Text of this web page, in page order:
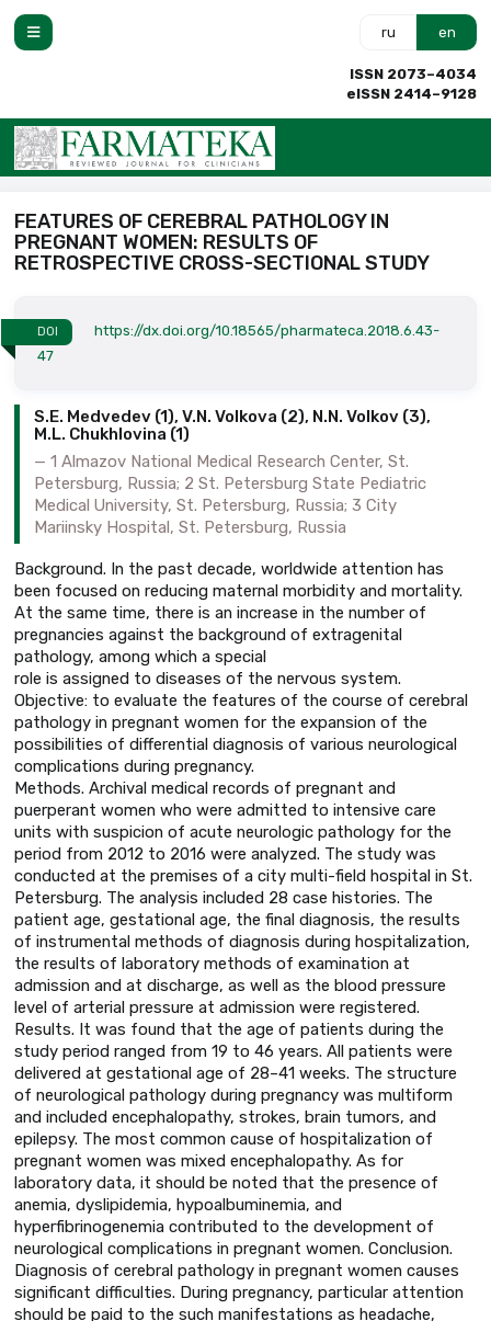
ru en
ISSN 2073–4034
eISSN 2414–9128
FEATURES OF CEREBRAL PATHOLOGY IN
PREGNANT WOMEN: RESULTS OF
RETROSPECTIVE CROSS-SECTIONAL STUDY
DOI
https://dx.doi.org/10.18565/pharmateca.2018.6.43-
47
S.E. Medvedev (1), V.N. Volkova (2), N.N. Volkov (3),
M.L. Chukhlovina (1)
1 Almazov National Medical Research Center, St.
Petersburg, Russia; 2 St. Petersburg State Pediatric
Medical University, St. Petersburg, Russia; 3 City
Mariinsky Hospital, St. Petersburg, Russia
Background. In the past decade, worldwide attention has
been focused on reducing maternal morbidity and mortality.
At the same time, there is an increase in the number of
pregnancies against the background of extragenital
pathology, among which a special
role is assigned to diseases of the nervous system.
Objective: to evaluate the features of the course of cerebral
pathology in pregnant women for the expansion of the
possibilities of differential diagnosis of various neurological
complications during pregnancy.
Methods. Archival medical records of pregnant and
puerperant women who were admitted to intensive care
units with suspicion of acute neurologic pathology for the
period from 2012 to 2016 were analyzed. The study was
conducted at the premises of a city multi-field hospital in St.
Petersburg. The analysis included 28 case histories. The
patient age, gestational age, the final diagnosis, the results
of instrumental methods of diagnosis during hospitalization,
the results of laboratory methods of examination at
admission and at discharge, as well as the blood pressure
level of arterial pressure at admission were registered.
Results. It was found that the age of patients during the
study period ranged from 19 to 46 years. All patients were
delivered at gestational age of 28–41 weeks. The structure
of neurological pathology during pregnancy was multiform
and included encephalopathy, strokes, brain tumors, and
epilepsy. The most common cause of hospitalization of
pregnant women was mixed encephalopathy. As for
laboratory data, it should be noted that the presence of
anemia, dyslipidemia, hypoalbuminemia, and
hyperfibrinogenemia contributed to the development of
neurological complications in pregnant women. Conclusion.
Diagnosis of cerebral pathology in pregnant women causes
significant difficulties. During pregnancy, particular attention
should be paid to the such manifestations as headache,